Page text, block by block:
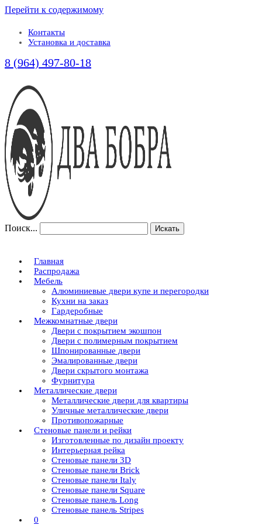
Перейти к содержимому
Контакты
Установка и доставка
8 (964) 497-80-18
Поиск... Искать
Главная
Распродажа
Мебель
Алюминиевые двери купе и перегородки
Кухни на заказ
Гардеробные
Межкомнатные двери
Двери с покрытием экошпон
Двери с полимерным покрытием
Шпонированные двери
Эмалированные двери
Двери скрытого монтажа
Фурнитура
Металлические двери
Металлические двери для квартиры
Уличные металлические двери
Противопожарные
Стеновые панели и рейки
Изготовленные по дизайн проекту
Интерьерная рейка
Стеновые панели 3D
Стеновые панели Brick
Стеновые панели Italy
Стеновые панели Square
Стеновые панель Long
Стеновые панель Stripes
0